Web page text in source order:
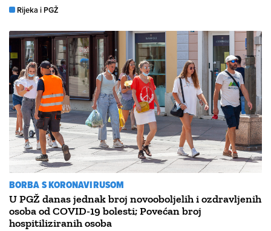
Rijeka i PGŽ
BORBA S KORONAVIRUSOM
U PGŽ danas jednak broj novooboljelih i ozdravljenih
osoba od COVID-19 bolesti; Povećan broj
hospitiliziranih osoba